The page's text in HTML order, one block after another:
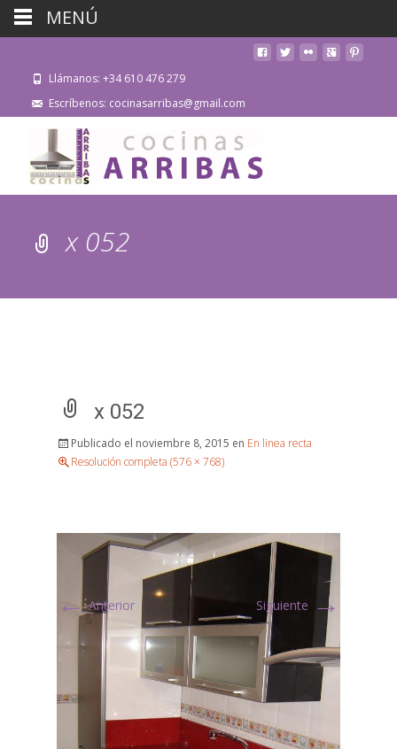
Llámanos: +34 610 476 279
Escríbenos: cocinasarribas@gmail.com
x 052
x 052
Publicado el noviembre 8, 2015 en En linea recta
Resolución completa (576 × 768)
←Anterior Siguiente →
MENÚ